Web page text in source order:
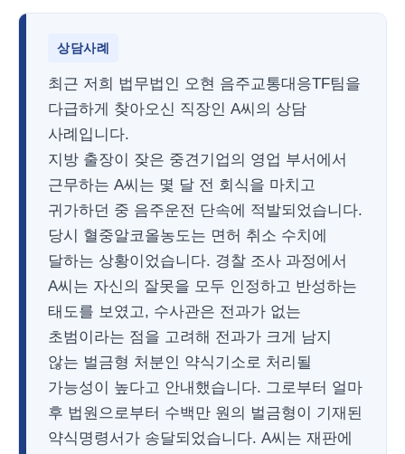
상담사례
최근 저희 법무법인 오현 음주교통대응TF팀을
다급하게 찾아오신 직장인 A씨의 상담
사례입니다.
지방 출장이 잦은 중견기업의 영업 부서에서
근무하는 A씨는 몇 달 전 회식을 마치고
귀가하던 중 음주운전 단속에 적발되었습니다.
당시 혈중알코올농도는 면허 취소 수치에
달하는 상황이었습니다. 경찰 조사 과정에서
A씨는 자신의 잘못을 모두 인정하고 반성하는
태도를 보였고, 수사관은 전과가 없는
초범이라는 점을 고려해 전과가 크게 남지
않는 벌금형 처분인 약식기소로 처리될
가능성이 높다고 안내했습니다. 그로부터 얼마
후 법원으로부터 수백만 원의 벌금형이 기재된
약식명령서가 송달되었습니다. A씨는 재판에